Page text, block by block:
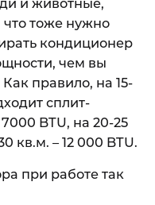
и животные,
что тоже нужно
кондиционер
чем вы
правило, на 15-
сплит-
BTU, на 20-25
кв.м. – 12 000 BTU.
при работе так